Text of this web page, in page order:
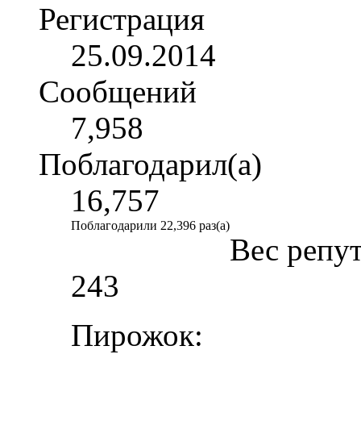
Регистрация
25.09.2014
Сообщений
7,958
Поблагодарил(а)
16,757
Поблагодарили 22,396 раз(а)
Вес
243
Пирожок: